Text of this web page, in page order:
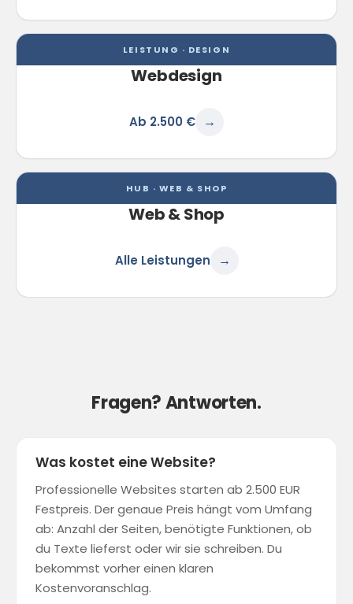
LEISTUNG · DESIGN
Webdesign
Ab 2.500 € →
HUB · WEB & SHOP
Web & Shop
Alle Leistungen →
Fragen? Antworten.
Was kostet eine Website?
Professionelle Websites starten ab 2.500 EUR
Festpreis. Der genaue Preis hängt vom Umfang
ab: Anzahl der Seiten, benötigte Funktionen, ob
du Texte lieferst oder wir sie schreiben. Du
bekommst vorher einen klaren
Kostenvoranschlag.